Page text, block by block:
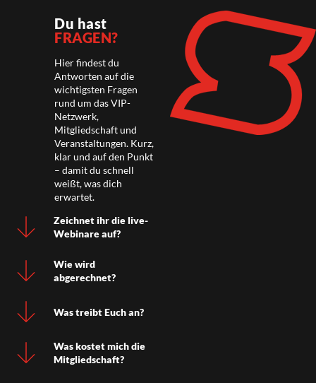
Du hast
FRAGEN?
Hier findest du
Antworten auf die
wichtigsten Fragen
rund um das VIP-
Netzwerk,
Mitgliedschaft und
Veranstaltungen. Kurz,
klar und auf den Punkt
– damit du schnell
weißt, was dich
erwartet.
Zeichnet ihr die live-
Webinare auf?
Wie wird
abgerechnet?
Was treibt Euch an?
Was kostet mich die
Mitgliedschaft?